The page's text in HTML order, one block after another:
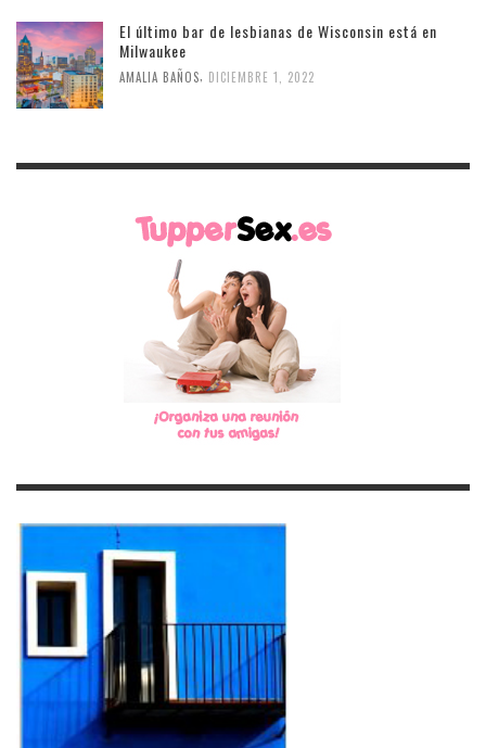
El último bar de lesbianas de Wisconsin está en
Milwaukee
AMALIA BAÑOS, DICIEMBRE 1, 2022